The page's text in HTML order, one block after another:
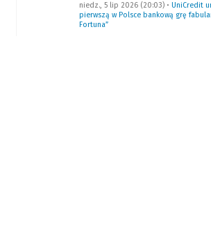
niedz., 5 lip 2026 (20:03)• UniCredit
pierwszą w Polsce bankową grę
Fortuna”